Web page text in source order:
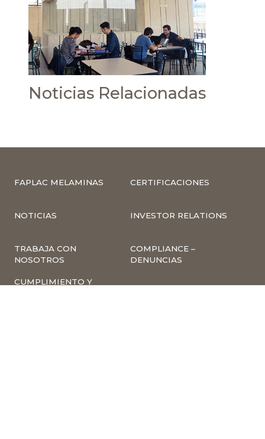
Noticias Relacionadas
FAPLAC MELAMINAS CERTIFICACIONES
NOTICIAS INVESTOR RELATIONS
TRABAJA CON
NOSOTROS
COMPLIANCE –
DENUNCIAS
CUMPLIMIENTO Y